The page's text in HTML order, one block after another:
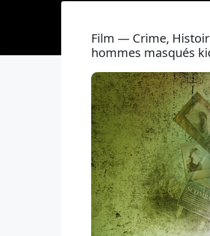
Film — Crime,
hommes masqués